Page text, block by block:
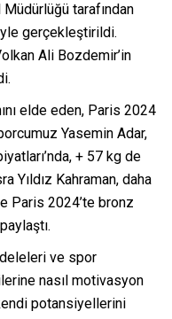
tarafından
gerçekleştirildi.
Ali Bozdemir’in
elde eden, Paris 2024
Yasemin Adar,
+ 57 kg de
Yıldız Kahraman, daha
Paris 2024’te bronz
ve spor
nasıl motivasyon
potansiyellerini